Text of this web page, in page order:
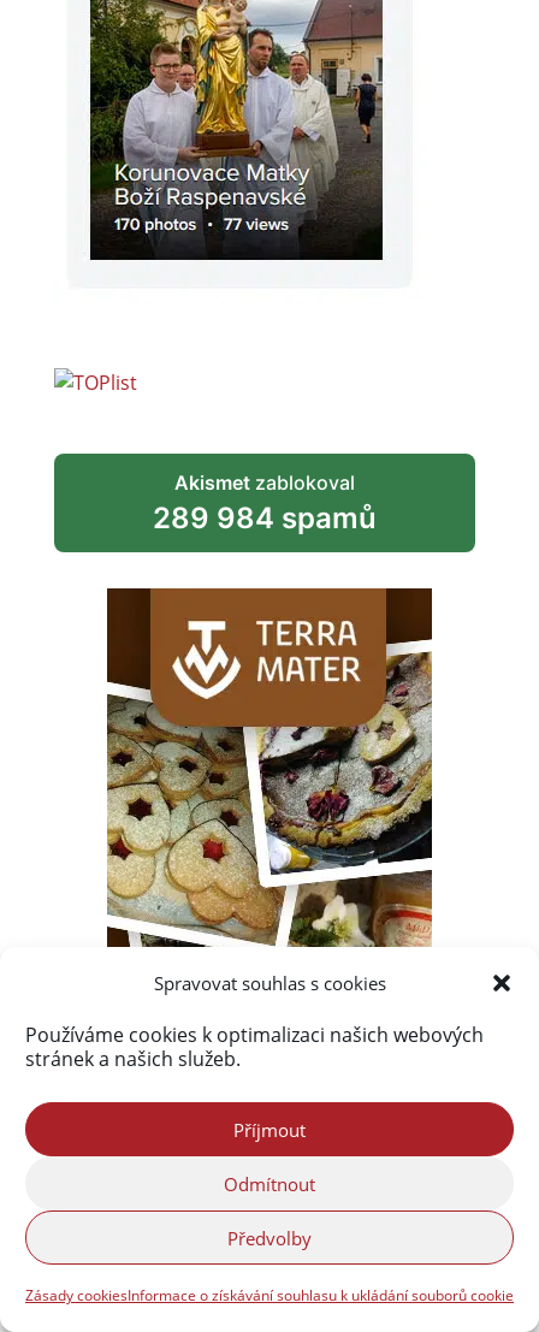
Spravovat souhlas s cookies
Používáme cookies k optimalizaci našich webových
stránek a našich služeb.
Příjmout
Odmítnout
Předvolby
Zásady cookiesInformace o získávání souhlasu k ukládání souborů cookie
Akismetzablokoval
289 984 spamů